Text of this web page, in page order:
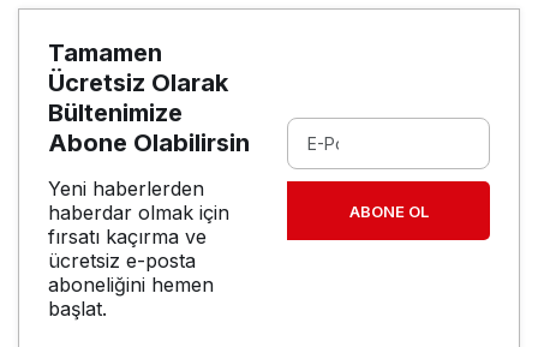
Tamamen
Ücretsiz Olarak
Bültenimize
Abone Olabilirsin
Yeni haberlerden
haberdar olmak için
fırsatı kaçırma ve
ücretsiz e-posta
aboneliğini hemen
başlat.
ABONE OL